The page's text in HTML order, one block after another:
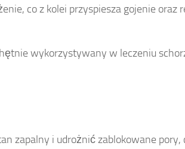
co z kolei przyspiesza gojenie oraz
wykorzystywany w leczeniu
zapalny i udrożnić zablokowane pory,